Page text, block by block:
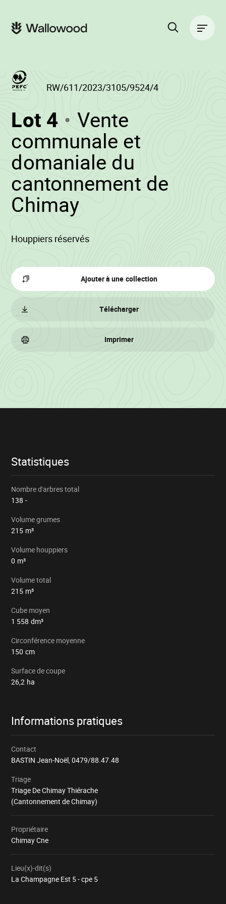
contenu
navigation
principale
Lot 4(RW/611/2023/
-
Vente
communale et
domaniale du
cantonnement de
Chimay•
RW/611/2023/3105/9524/4
Houppiers réservés
Ajouter à une collection
Télécharger
Imprimer
Informations
Statistiques
Nombre d'arbres total
138 -
Volume grumes
215 m³
Volume houppiers
0 m³
Volume total
215 m³
Cube moyen
1 558 dm³
Circonférence moyenne
150 cm
Surface de coupe
26,2 ha
Informations pratiques
Contact
BASTIN Jean-Noël,0479/88.47.48
Triage
Triage De Chimay Thiérache
(Cantonnement de Chimay)
Propriétaire
Chimay Cne
Lieu(x)-dit(s)
La Champagne Est 5 - cpe 5
principale